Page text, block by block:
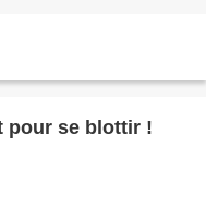
pour se blottir !